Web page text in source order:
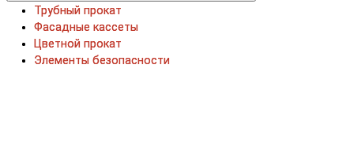
Трубный прокат
Фасадные кассеты
Цветной прокат
Элементы безопасности
Трубный прокат
Фасадные кассеты
Цветной прокат
Элементы безопасности